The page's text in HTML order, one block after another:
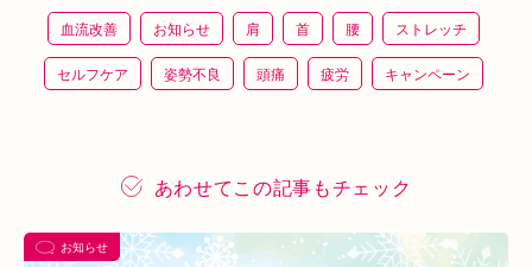
血流改善 お知らせ 肩 首 腰 ストレッチ
セルフケア 姿勢不良 頭痛 疲労 キャンペーン
あい通信 筋トレ 骨盤 おすすめグッズ 睡眠
あわせてこの記事もチェック
お知らせ